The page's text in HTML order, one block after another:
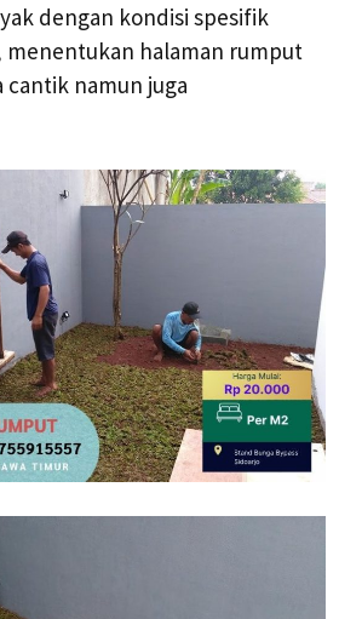
dengan kondisi spesifik
menentukan halaman rumput
cantik namun juga